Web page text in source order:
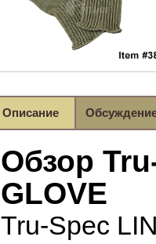
Описание
Обзор
GLOVE
Tru-Spec